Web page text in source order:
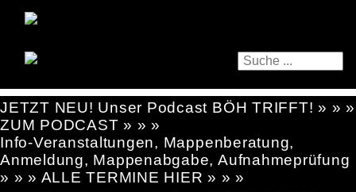
JETZT NEU! Unser Podcast BÖH TRIFFT! » » »
ZUM PODCAST » » »
Info-Veranstaltungen, Mappenberatung,
Anmeldung, Mappenabgabe, Aufnahmeprüfung
» » » ALLE TERMINE HIER » » »